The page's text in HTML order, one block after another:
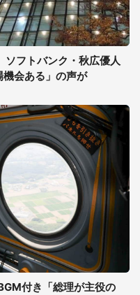
ソフトバンク・秋広優人
会ある」の声が
付き「総理が主役の